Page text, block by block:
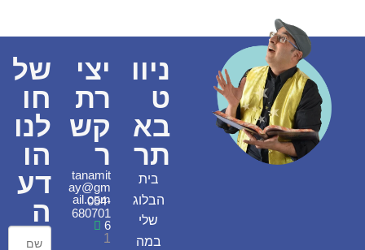
ניוו
ט
בא
תר
בית
הבלוג
שלי
במה
יצי
רת
קש
ר
tanamit
ay@gm
ail.com
054-
680701
6
1
של
חו
לנו
הו
דע
ה